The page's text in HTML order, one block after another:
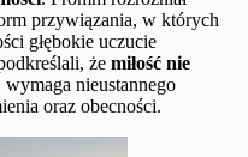
przywiązania, w których
głębokie uczucie
że miłość nie
wymaga nieustannego
oraz obecności.